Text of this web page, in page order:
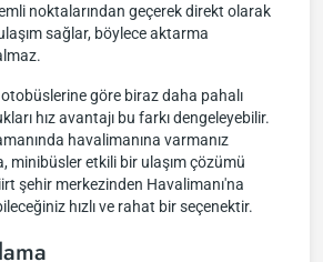
noktalarından geçerek direkt olarak
sağlar, böylece aktarma
göre biraz daha pahalı
hız avantajı bu farkı dengeleyebilir.
havalimanına varmanız
minibüsler etkili bir ulaşım çözümü
şehir merkezinden Havalimanı'na
hızlı ve rahat bir seçenektir.